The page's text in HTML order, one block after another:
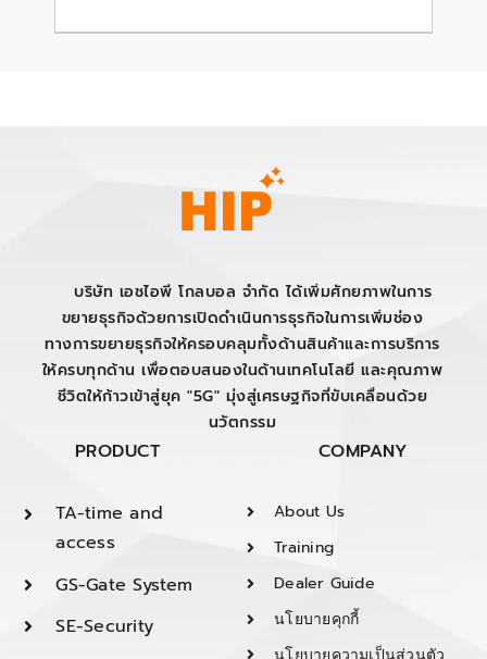
บริษัท เอชไอพี โกลบอล จำกัด ได้เพิ่มศักยภาพในการ
ขยายธุรกิจด้วยการเปิดดำเนินการธุรกิจในการเพิ่มช่อง
ทางการขยายธุรกิจให้ครอบคลุมทั้งด้านสินค้าและการบริการ
ให้ครบทุกด้าน เพื่อตอบสนองในด้านเทคโนโลยี และคุณภาพ
ชีวิตให้ก้าวเข้าสู่ยุค "5G" มุ่งสู่เศรษฐกิจที่ขับเคลื่อนด้วย
นวัตกรรม
PRODUCT
TA-time and
access
GS-Gate System
SE-Security
COMPANY
About Us
Training
Dealer Guide
นโยบายคุกกี้